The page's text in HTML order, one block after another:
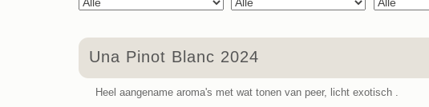
Una Pinot Blanc 2024
Heel aangename aroma's met wat tonen van peer, licht exotisch .